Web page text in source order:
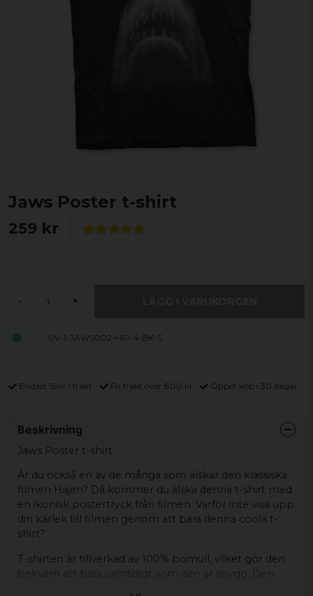
Jaws Poster t-shirt
259 kr
- +
UV-1-JAWS002-H61-4-BK-S
Endast 59kr i frakt Fri frakt över 800 kr Öppet köp i 30 dagar
Beskrivning
Jaws Poster t-shirt
Är du också en av de många som älskar den klassiska
filmen Hajen? Då kommer du älska denna t-shirt med
en ikonisk postertryck från filmen. Varför inte visa upp
din kärlek till filmen genom att bära denna coola t-
shirt?
T-shirten är tillverkad av 100% bomull, vilket gör den
bekväm att bära samtidigt som den är snygg. Den